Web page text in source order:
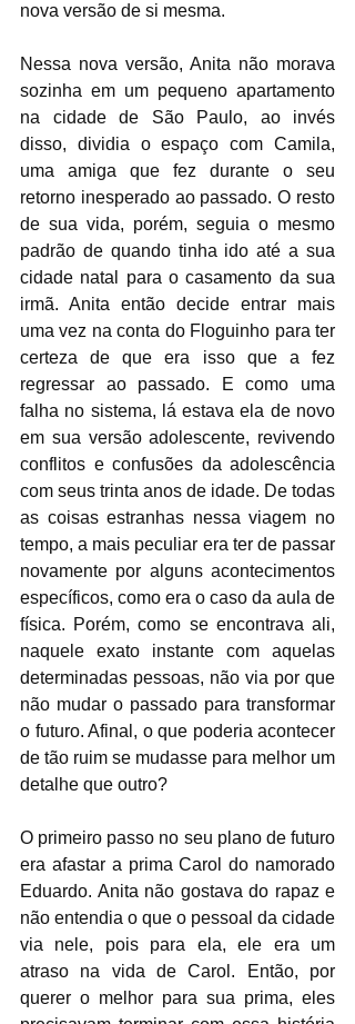
nova versão de si mesma.
Nessa nova versão, Anita não morava
sozinha em um pequeno apartamento
na cidade de São Paulo, ao invés
disso, dividia o espaço com Camila,
uma amiga que fez durante o seu
retorno inesperado ao passado. O resto
de sua vida, porém, seguia o mesmo
padrão de quando tinha ido até a sua
cidade natal para o casamento da sua
irmã. Anita então decide entrar mais
uma vez na conta do Floguinho para ter
certeza de que era isso que a fez
regressar ao passado. E como uma
falha no sistema, lá estava ela de novo
em sua versão adolescente, revivendo
conflitos e confusões da adolescência
com seus trinta anos de idade. De todas
as coisas estranhas nessa viagem no
tempo, a mais peculiar era ter de passar
novamente por alguns acontecimentos
específicos, como era o caso da aula de
física. Porém, como se encontrava ali,
naquele exato instante com aquelas
determinadas pessoas, não via por que
não mudar o passado para transformar
o futuro. Afinal, o que poderia acontecer
de tão ruim se mudasse para melhor um
detalhe que outro?
O primeiro passo no seu plano de futuro
era afastar a prima Carol do namorado
Eduardo. Anita não gostava do rapaz e
não entendia o que o pessoal da cidade
via nele, pois para ela, ele era um
atraso na vida de Carol. Então, por
querer o melhor para sua prima, eles